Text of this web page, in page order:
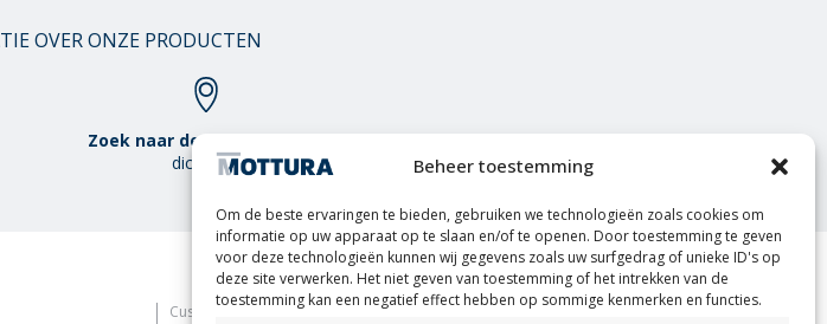
Beheer toestemming
Om de beste ervaringen te bieden, gebruiken we technologieën zoals cookies om
informatie op uw apparaat op te slaan en/of te openen. Door toestemming te geven
voor deze technologieën kunnen wij gegevens zoals uw surfgedrag of unieke ID's op
deze site verwerken. Het niet geven van toestemming of het intrekken van de
toestemming kan een negatief effect hebben op sommige kenmerken en functies.
OVER ONZE PRODUCTEN
Zoek naar de Mottura Point
dichterbij
Customer Information
Nieuwsbrief